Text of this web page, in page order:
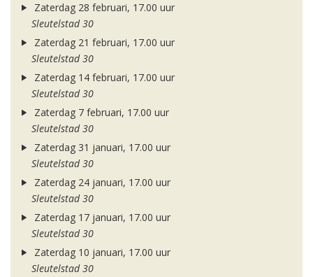
Zaterdag 28 februari, 17.00 uur
Sleutelstad 30
Zaterdag 21 februari, 17.00 uur
Sleutelstad 30
Zaterdag 14 februari, 17.00 uur
Sleutelstad 30
Zaterdag 7 februari, 17.00 uur
Sleutelstad 30
Zaterdag 31 januari, 17.00 uur
Sleutelstad 30
Zaterdag 24 januari, 17.00 uur
Sleutelstad 30
Zaterdag 17 januari, 17.00 uur
Sleutelstad 30
Zaterdag 10 januari, 17.00 uur
Sleutelstad 30